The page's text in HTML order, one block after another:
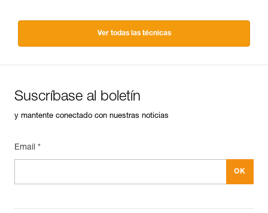
Ver todas las técnicas
Suscríbase al boletín
y mantente conectado con nuestras noticias
Email *